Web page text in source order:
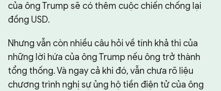
của ông Trump sẽ có thêm cuộc chiến chống lại
đồng USD.
Nhưng vẫn còn nhiều câu hỏi về tính khả thi của
những lời hứa của ông Trump nếu ông trở thành
tổng thống. Và ngay cả khi đó, vẫn chưa rõ liệu
chương trình nghị sự ủng hộ tiền điện tử của ông